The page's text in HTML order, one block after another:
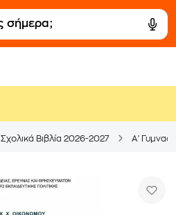
Σχολικά Βιβλία 2026-2027 Α'